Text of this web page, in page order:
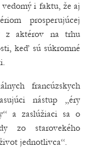
i faktu, že aj
prosperujúcej
z aktérov na trhu
keď sú súkromné
francúzskych
nástup „éry
a zaslúžiaci sa o
zo starovekého
jednotlivca“.